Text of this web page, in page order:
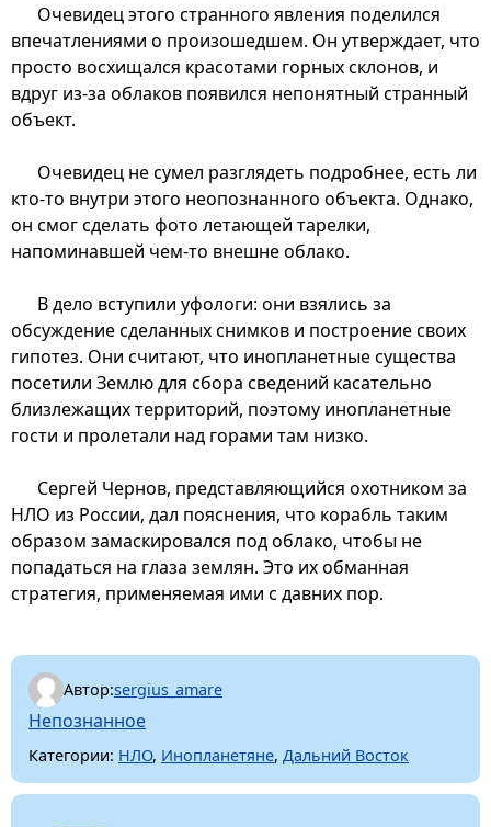
Очевидец этого странного явления поделился
впечатлениями о произошедшем. Он утверждает, что
просто восхищался красотами горных склонов, и
вдруг из-за облаков появился непонятный странный
объект.
Очевидец не сумел разглядеть подробнее, есть ли
кто-то внутри этого неопознанного объекта. Однако,
он смог сделать фото летающей тарелки,
напоминавшей чем-то внешне облако.
В дело вступили уфологи: они взялись за
обсуждение сделанных снимков и построение своих
гипотез. Они считают, что инопланетные существа
посетили Землю для сбора сведений касательно
близлежащих территорий, поэтому инопланетные
гости и пролетали над горами там низко.
Сергей Чернов, представляющийся охотником за
НЛО из России, дал пояснения, что корабль таким
образом замаскировался под облако, чтобы не
попадаться на глаза землян. Это их обманная
стратегия, применяемая ими с давних пор.
Автор:sergius_amare
Непознанное
Категории: НЛО, Инопланетяне, Дальний Восток